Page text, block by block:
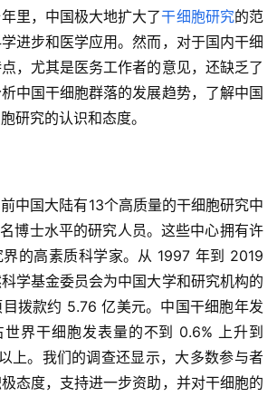
里，中国极大地扩大了干细胞研究的范
进步和医学应用。然而，对于国内干细
，尤其是医务工作者的意见，还缺乏了
中国干细胞群落的发展趋势，了解中国
研究的认识和态度。
中国大陆有13个高质量的干细胞研究中
博士水平的研究人员。这些中心拥有许
的高素质科学家。从 1997 年到 2019
学基金委员会为中国大学和研究机构的
拨款约 5.76 亿美元。中国干细胞年发
界干细胞发表量的不到 0.6% 上升到
上。我们的调查还显示，大多数参与者
态度，支持进一步资助，并对干细胞的